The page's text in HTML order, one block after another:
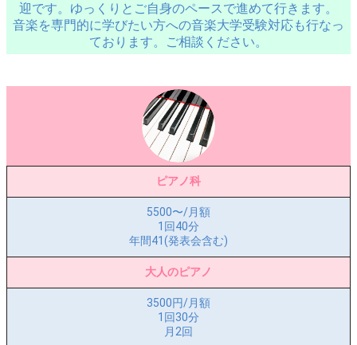
迎です。ゆっくりとご自身のペースで進めて行きます。
音楽を専門的に学びたい方への音楽大学受験対応も行なっ
ております。ご相談ください。
ピアノ科
5500〜/月額
1回40分
年間41(発表会含む)
大人のピアノ
3500円/月額
1回30分
月2回